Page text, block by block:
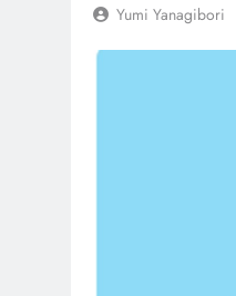
Yumi Yanagibori